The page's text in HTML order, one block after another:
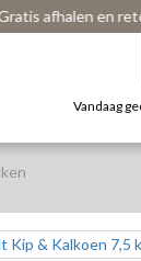
afhalen en
Vandaag